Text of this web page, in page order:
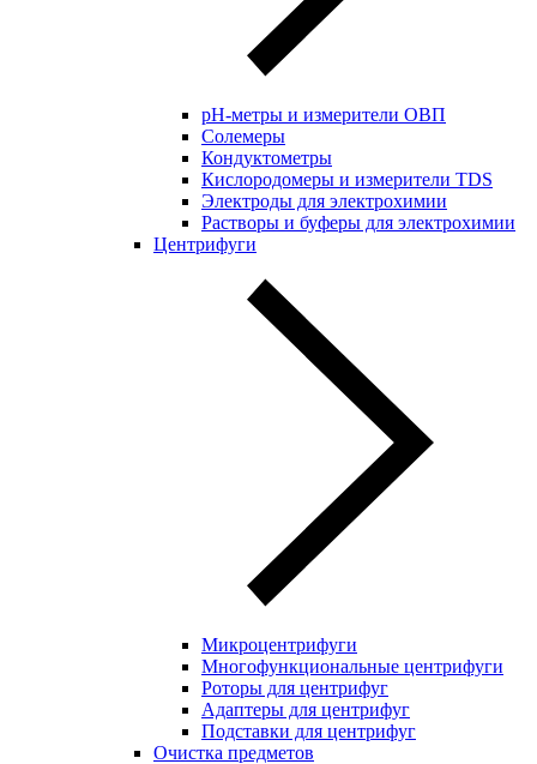
pH-метры и измерители ОВП
Солемеры
Кондуктометры
Кислородомеры и измерители TDS
Электроды для электрохимии
Растворы и буферы для электрохимии
Центрифуги
Микроцентрифуги
Многофункциональные центрифуги
Роторы для центрифуг
Адаптеры для центрифуг
Подставки для центрифуг
Очистка предметов